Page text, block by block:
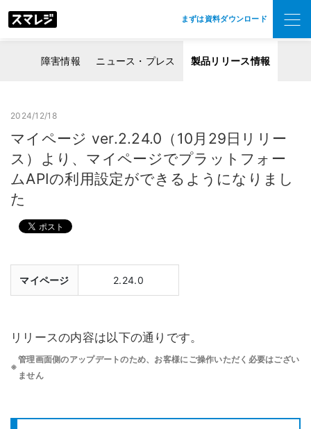
まずは資料ダウンロード
障害情報 ニュース・プレス 製品リリース情報
2024/12/18
マイページ ver.2.24.0（10月29日リリー
ス）より、マイページでプラットフォー
ムAPIの利用設定ができるようになりまし
た
マイページ 2.24.0
リリースの内容は以下の通りです。
※
管理画面側のアップデートのため、お客様にご操作いただく必要はござい
ません